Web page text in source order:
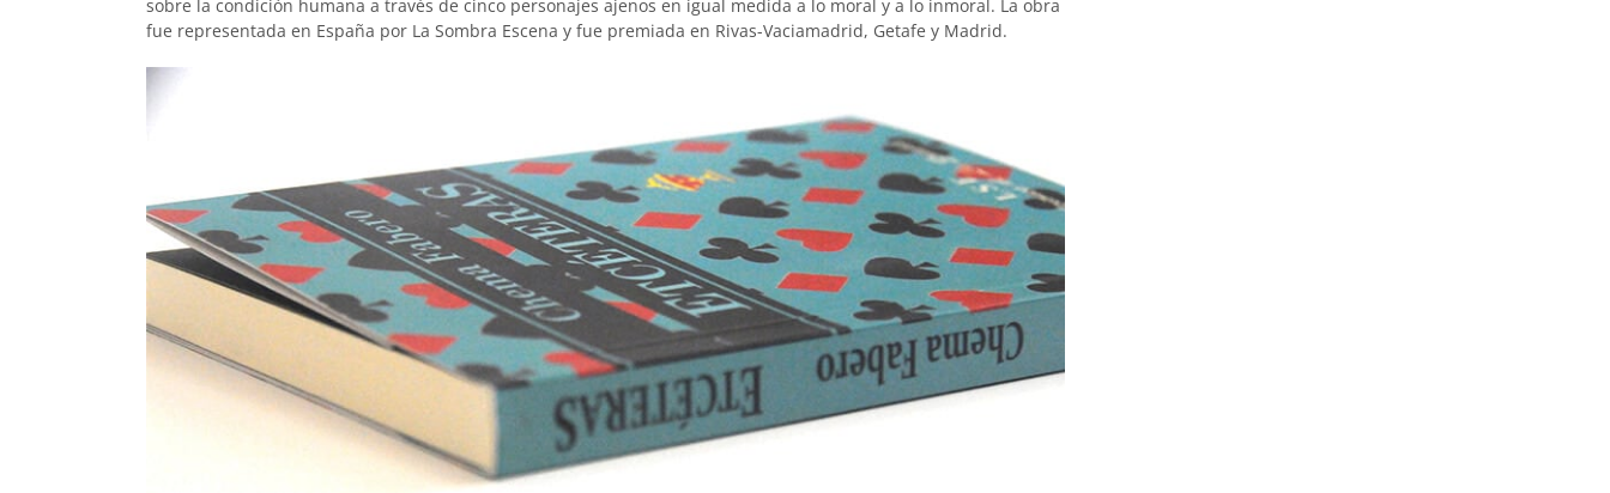
sobre la condición humana a través de cinco personajes ajenos en igual medida a lo moral y a lo inmoral. La obra
fue representada en España por La Sombra Escena y fue premiada en Rivas-Vaciamadrid, Getafe y Madrid.